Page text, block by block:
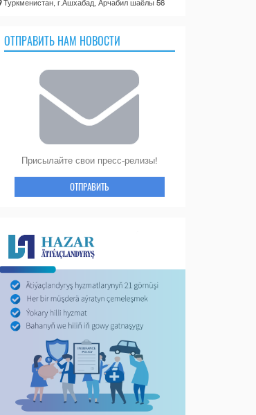
Туркменистан, г.Ашхабад, Арчабил шаёлы 56
ОТПРАВИТЬ НАМ НОВОСТИ
Присылайте свои пресс-релизы!
ОТПРАВИТЬ